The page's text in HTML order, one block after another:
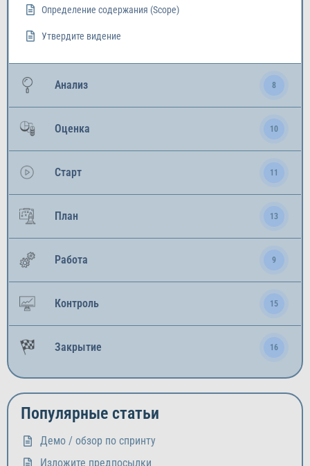
Определение содержания (Scope)
Утвердите видение
Анализ 8
Оценка 10
Старт 11
План 13
Работа 9
Контроль 15
Закрытие 16
Популярные статьи
Демо / обзор по спринту
Изложите предпосылки